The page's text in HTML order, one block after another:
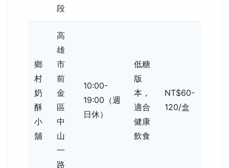
段
鄉
村
奶
酥
小
舖
高
雄
市
前
金
區
中
山
一
路
10:00-
19:00（週
日休）
低糖
版
本，
適合
健康
飲食
NT$60-
120/盒